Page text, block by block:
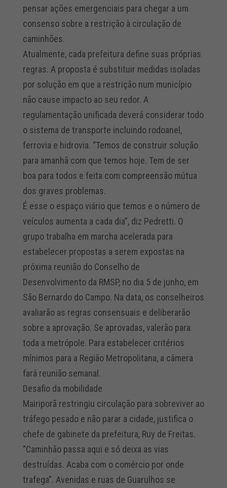
pensar ações emergenciais para chegar a um
consenso sobre a restrição à circulação de
caminhões.
Atualmente, cada prefeitura define suas próprias
regras. A proposta é substituir medidas isoladas
por solução em que a restrição num município
não cause impacto ao seu redor. A
regulamentação unificada deverá considerar todo
o sistema de transporte incluindo rodoanel,
ferrovia e hidrovia. “Temos de construir solução
para amanhã com que temos hoje. Tem de ser
boa para todos e feita com compreensão mútua
dos graves problemas.
É esse o espaço viário que temos e o número de
veículos aumenta a cada dia”, diz Pedretti. O
grupo trabalha em marcha acelerada para
estabelecer propostas a serem expostas na
próxima reunião do Conselho de
Desenvolvimento da RMSP, no dia 5 de junho, em
São Bernardo do Campo. Na data, os conselheiros
avaliarão as regras consensuais e deliberarão
sobre a aprovação. Se aprovadas, valerão para
toda a metrópole. Para estabelecer critérios
mínimos para a Região Metropolitana, a câmera
fará reunião semanal.
Desafio da mobilidade
Mairiporã restringiu circulação para sobreviver ao
tráfego pesado e não parar a cidade, justifica o
chefe de gabinete da prefeitura, Ruy de Freitas.
“Caminhão passa aqui e só deixa as vias
destruídas. Acaba com o comércio por onde
trafega”. Avenidas e ruas de Guarulhos se